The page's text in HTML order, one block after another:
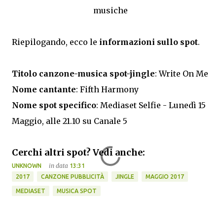
musiche
Riepilogando, ecco le informazioni sullo spot.
Titolo canzone-musica spot-jingle: Write On Me
Nome cantante: Fifth Harmony
Nome spot specifico: Mediaset Selfie - Lunedì 15
Maggio, alle 21.10 su Canale 5
Cerchi altri spot? Vedi anche:
UNKNOWN in data 13:31
2017
CANZONE PUBBLICITÀ JINGLE MAGGIO 2017
MEDIASET MUSICA SPOT